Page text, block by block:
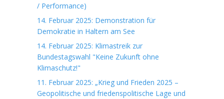
/ Performance)
14. Februar 2025: Demonstration für
Demokratie in Haltern am See
14. Februar 2025: Klimastreik zur
Bundestagswahl "Keine Zukunft ohne
Klimaschutz!"
11. Februar 2025: „Krieg und Frieden 2025 –
Geopolitische und friedenspolitische Lage und